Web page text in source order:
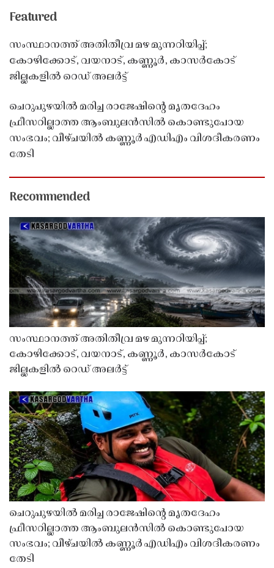
Featured
സംസ്ഥാനത്ത് അതിതീവ്ര മഴ മുന്നറിയിപ്പ്;
കോഴിക്കോട്, വയനാട്, കണ്ണൂർ, കാസർകോട്
ജില്ലകളിൽ റെഡ് അലർട്ട്
ചെറുപുഴയിൽ മരിച്ച രാജേഷിൻ്റെ മൃതദേഹം
ഫ്രീസറില്ലാത്ത ആംബുലൻസിൽ കൊണ്ടുപോയ
സംഭവം; വീഴ്ചയിൽ കണ്ണൂർ എഡിഎം വിശദീകരണം
തേടി
Recommended
സംസ്ഥാനത്ത് അതിതീവ്ര മഴ മുന്നറിയിപ്പ്;
കോഴിക്കോട്, വയനാട്, കണ്ണൂർ, കാസർകോട്
ജില്ലകളിൽ റെഡ് അലർട്ട്
ചെറുപുഴയിൽ മരിച്ച രാജേഷിൻ്റെ മൃതദേഹം
ഫ്രീസറില്ലാത്ത ആംബുലൻസിൽ കൊണ്ടുപോയ
സംഭവം; വീഴ്ചയിൽ കണ്ണൂർ എഡിഎം വിശദീകരണം
തേടി